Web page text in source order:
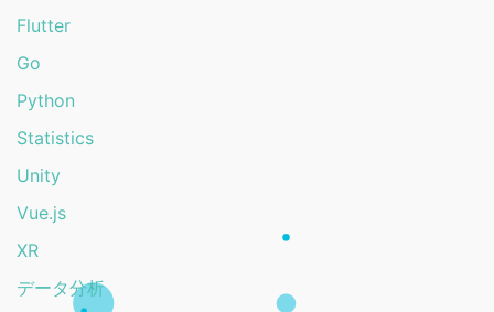
Flutter
Go
Python
Statistics
Unity
Vue.js
XR
データ分析